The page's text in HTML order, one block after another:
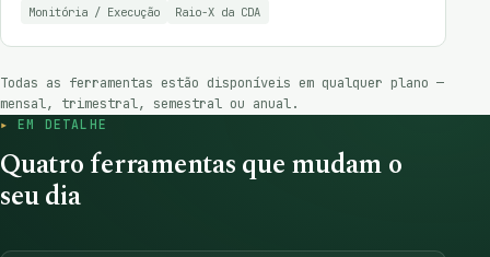
Monitória / Execução
Raio-X da CDA
Todas as ferramentas estão disponíveis em qualquer plano —
mensal, trimestral, semestral ou anual.
EM DETALHE
Quatro ferramentas que mudam o
seu dia